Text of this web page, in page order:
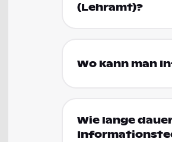
(Lehramt)?
Wo kann man
Wie lange